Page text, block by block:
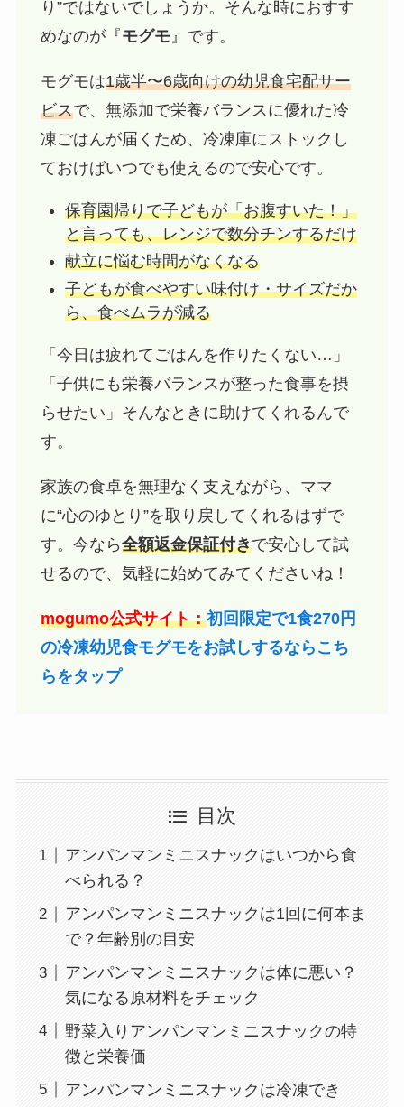
り”ではないでしょうか。そんな時におすす
めなのが『モグモ』です。
モグモは1歳半〜6歳向けの幼児食宅配サー
ビスで、無添加で栄養バランスに優れた冷
凍ごはんが届くため、冷凍庫にストックし
ておけばいつでも使えるので安心です。
保育園帰りで子どもが「お腹すいた！」
と言っても、レンジで数分チンするだけ
献立に悩む時間がなくなる
子どもが食べやすい味付け・サイズだか
ら、食べムラが減る
「今日は疲れてごはんを作りたくない…」
「子供にも栄養バランスが整った食事を摂
らせたい」そんなときに助けてくれるんで
す。
家族の食卓を無理なく支えながら、ママ
に“心のゆとり”を取り戻してくれるはずで
す。今なら全額返金保証付きで安心して試
せるので、気軽に始めてみてくださいね！
mogumo公式サイト：初回限定で1食270円
の冷凍幼児食モグモをお試しするならこち
らをタップ
目次
アンパンマンミニスナックはいつから食
べられる？
アンパンマンミニスナックは1回に何本ま
で？年齢別の目安
アンパンマンミニスナックは体に悪い？
気になる原材料をチェック
野菜入りアンパンマンミニスナックの特
徴と栄養価
アンパンマンミニスナックは冷凍でき